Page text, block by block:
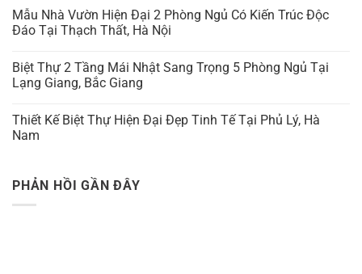
Mẫu Nhà Vườn Hiện Đại 2 Phòng Ngủ Có Kiến Trúc Độc
Đáo Tại Thạch Thất, Hà Nội
Biệt Thự 2 Tầng Mái Nhật Sang Trọng 5 Phòng Ngủ Tại
Lạng Giang, Bắc Giang
Thiết Kế Biệt Thự Hiện Đại Đẹp Tinh Tế Tại Phủ Lý, Hà
Nam
PHẢN HỒI GẦN ĐÂY